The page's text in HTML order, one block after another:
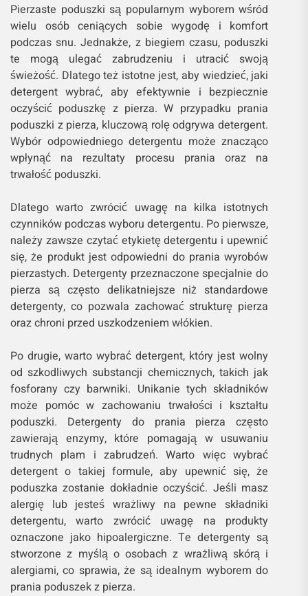
Pierzaste poduszki są popularnym wyborem wśród
wielu osób ceniących sobie wygodę i komfort
podczas snu. Jednakże, z biegiem czasu, poduszki
te mogą ulegać zabrudzeniu i utracić swoją
świeżość. Dlatego też istotne jest, aby wiedzieć, jaki
detergent wybrać, aby efektywnie i bezpiecznie
oczyścić poduszkę z pierza. W przypadku prania
poduszki z pierza, kluczową rolę odgrywa detergent.
Wybór odpowiedniego detergentu może znacząco
wpłynąć na rezultaty procesu prania oraz na
trwałość poduszki.
Dlatego warto zwrócić uwagę na kilka istotnych
czynników podczas wyboru detergentu. Po pierwsze,
należy zawsze czytać etykietę detergentu i upewnić
się, że produkt jest odpowiedni do prania wyrobów
pierzastych. Detergenty przeznaczone specjalnie do
pierza są często delikatniejsze niż standardowe
detergenty, co pozwala zachować strukturę pierza
oraz chroni przed uszkodzeniem włókien.
Po drugie, warto wybrać detergent, który jest wolny
od szkodliwych substancji chemicznych, takich jak
fosforany czy barwniki. Unikanie tych składników
może pomóc w zachowaniu trwałości i kształtu
poduszki. Detergenty do prania pierza często
zawierają enzymy, które pomagają w usuwaniu
trudnych plam i zabrudzeń. Warto więc wybrać
detergent o takiej formule, aby upewnić się, że
poduszka zostanie dokładnie oczyścić. Jeśli masz
alergię lub jesteś wrażliwy na pewne składniki
detergentu, warto zwrócić uwagę na produkty
oznaczone jako hipoalergiczne. Te detergenty są
stworzone z myślą o osobach z wrażliwą skórą i
alergiami, co sprawia, że są idealnym wyborem do
prania poduszek z pierza.